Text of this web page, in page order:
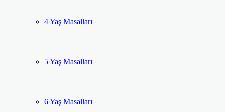
4 Yaş Masalları
5 Yaş Masalları
6 Yaş Masalları